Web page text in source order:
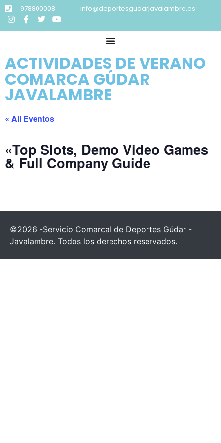
978800008 info@deportesgudarjavalambre.es
ACTIVIDADES DE VERANO
COMARCA GÚDAR
JAVALAMBRE
« All Eventos
«Top Slots, Demo Video Games
& Full Company Guide
©2026 -Servicio Comarcal de Deportes Gúdar -
Javalambre. Todos los derechos reservados.